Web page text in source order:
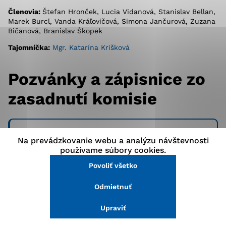
Členovia: Štefan Hronček, Lucia Vidanová, Stanislav Bellan,
Marek Burcl, Vanda Kráľovičová, Simona Jančurová, Zuzana
Bičanová, Branislav Škopek
Tajomníčka: Mgr. Katarína Krišková
Pozvánky a zápisnice zo
zasadnutí komisie
Na prevádzkovanie webu a analýzu návštevnosti
používame súbory cookies.
Povoliť všetko
Odmietnuť
Upraviť
stránke a prístup k zabezpečeným oblastiam webovej
stránky. Bez týchto súborov cookie nemôže web
správne fungovať.
Analytické cookies pomáhajú prevádzkovateľovi stránok
pochopiť, ako návštevníci stránok stránku používajú,
aby mohol stránky optimalizovať a ponúknuť im lepšiu
skúsenosť. Všetky dáta sa zbierajú anonymne a nie je
Povoliť všetko
Uložiť nastavenia
Viac informácií